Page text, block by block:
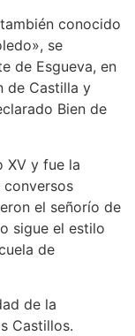
conocido
se
de Esgueva, en
de Castilla y
Bien de
XV y fue la
conversos
el señorío de
sigue el estilo
de
de la
Castillos.